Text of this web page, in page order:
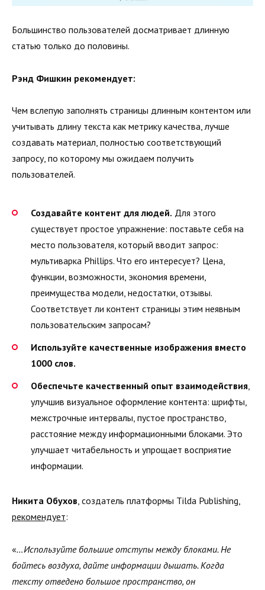
Большинство пользователей досматривает длинную
статью только до половины.
Рэнд Фишкин рекомендует:
Чем вслепую заполнять страницы длинным контентом или
учитывать длину текста как метрику качества, лучше
создавать материал, полностью соответствующий
запросу, по которому мы ожидаем получить
пользователей.
Создавайте контент для людей. Для этого
существует простое упражнение: поставьте себя на
место пользователя, который вводит запрос:
мультиварка Phillips. Что его интересует? Цена,
функции, возможности, экономия времени,
преимущества модели, недостатки, отзывы.
Соответствует ли контент страницы этим неявным
пользовательским запросам?
Используйте качественные изображения вместо
1000 слов.
Обеспечьте качественный опыт взаимодействия,
улучшив визуальное оформление контента: шрифты,
межстрочные интервалы, пустое пространство,
расстояние между информационными блоками. Это
улучшает читабельность и упрощает восприятие
информации.
Никита Обухов, создатель платформы Tilda Publishing,
рекомендует:
«…Используйте большие отступы между блоками. Не
бойтесь воздуха, дайте информации дышать. Когда
тексту отведено большое пространство, он